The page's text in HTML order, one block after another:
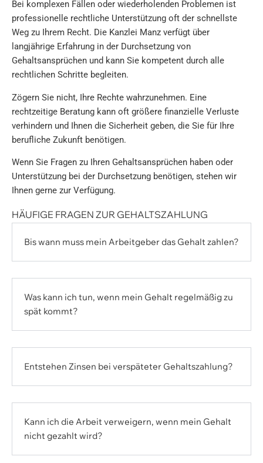
Bei komplexen Fällen oder wiederholenden Problemen ist
professionelle rechtliche Unterstützung oft der schnellste
Weg zu Ihrem Recht. Die Kanzlei Manz verfügt über
langjährige Erfahrung in der Durchsetzung von
Gehaltsansprüchen und kann Sie kompetent durch alle
rechtlichen Schritte begleiten.
Zögern Sie nicht, Ihre Rechte wahrzunehmen. Eine
rechtzeitige Beratung kann oft größere finanzielle Verluste
verhindern und Ihnen die Sicherheit geben, die Sie für Ihre
berufliche Zukunft benötigen.
Wenn Sie Fragen zu Ihren Gehaltsansprüchen haben oder
Unterstützung bei der Durchsetzung benötigen, stehen wir
Ihnen gerne zur Verfügung.
HÄUFIGE FRAGEN ZUR GEHALTSZAHLUNG
Bis wann muss mein Arbeitgeber das Gehalt zahlen?
Was kann ich tun, wenn mein Gehalt regelmäßig zu
spät kommt?
Entstehen Zinsen bei verspäteter Gehaltszahlung?
Kann ich die Arbeit verweigern, wenn mein Gehalt
nicht gezahlt wird?